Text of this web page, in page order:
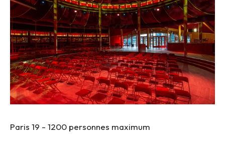
Paris 19 - 1200 personnes maximum